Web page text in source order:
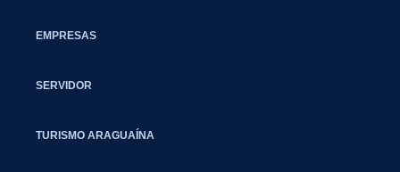
EMPRESAS
SERVIDOR
TURISMO ARAGUAÍNA